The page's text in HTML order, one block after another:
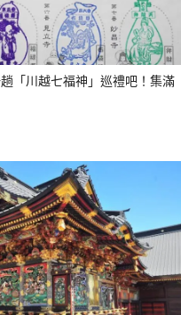
「川越七福神」巡禮吧！集滿